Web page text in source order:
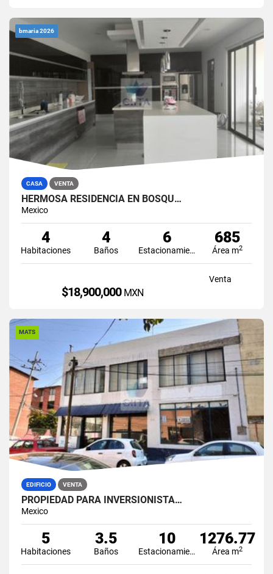
bmaria 2026
CASA VENTA
HERMOSA RESIDENCIA EN BOSQU…
Mexico
4
Habitaciones
4
Baños
6
Estacionamiento
685
Área m2
Venta
$18,900,000 MXN
MATS
EDIFICIO VENTA
PROPIEDAD PARA INVERSIONISTA…
Mexico
5
Habitaciones
3.5
Baños
10
Estacionamiento
1276.77
Área m2